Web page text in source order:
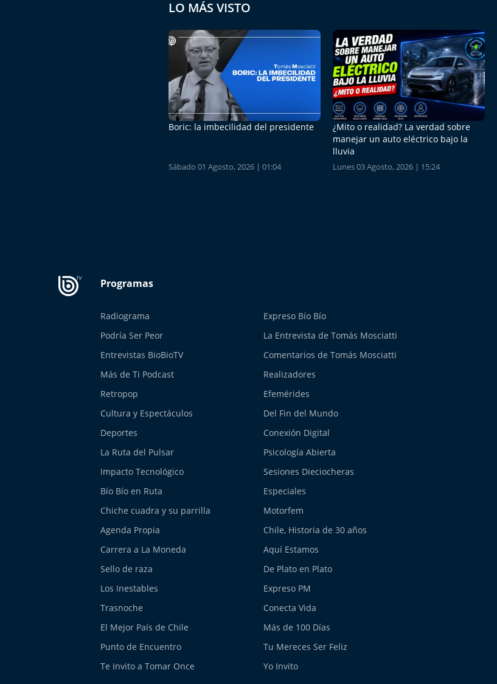
LO MÁS VISTO
Boric: la imbecilidad del presidente
Sábado 01 Agosto, 2026 | 01:04
¿Mito o realidad? La verdad sobre
manejar un auto eléctrico bajo la
lluvia
Lunes 03 Agosto, 2026 | 15:24
Radiograma
Expreso Bío Bío
Podría Ser Peor
La Entrevista de Tomás Mosciatti
Entrevistas BioBioTV
Comentarios de Tomás Mosciatti
Más de Ti Podcast
Realizadores
Retropop
Efemérides
Cultura y Espectáculos
Del Fin del Mundo
Deportes
Conexión Digital
La Ruta del Pulsar
Psicología Abierta
Impacto Tecnológico
Sesiones Dieciocheras
Bío Bío en Ruta
Especiales
Chiche cuadra y su parrilla
Motorfem
Agenda Propia
Chile, Historia de 30 años
Carrera a La Moneda
Aquí Estamos
Sello de raza
De Plato en Plato
Los Inestables
Expreso PM
Trasnoche
Conecta Vida
El Mejor País de Chile
Más de 100 Días
Punto de Encuentro
Tu Mereces Ser Feliz
Te Invito a Tomar Once
Yo Invito